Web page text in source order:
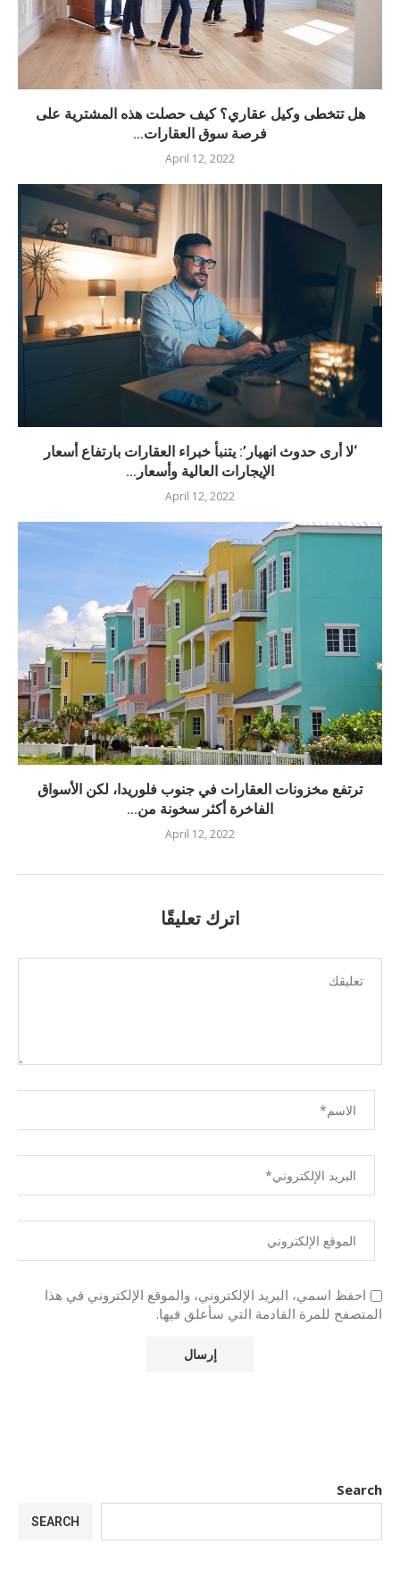
هل تتخطى وكيل عقاري؟ كيف حصلت هذه المشترية على
فرصة سوق العقارات...
April 12, 2022
‘لا أرى حدوث انهيار’: يتنبأ خبراء العقارات بارتفاع أسعار
الإيجارات العالية وأسعار...
April 12, 2022
ترتفع مخزونات العقارات في جنوب فلوريدا، لكن الأسواق
الفاخرة أكثر سخونة من...
April 12, 2022
اترك تعليقًا
احفظ اسمي، البريد الإلكتروني، والموقع الإلكتروني في هذا
المتصفح للمرة القادمة التي سأعلق فيها.
Search
SEARCH